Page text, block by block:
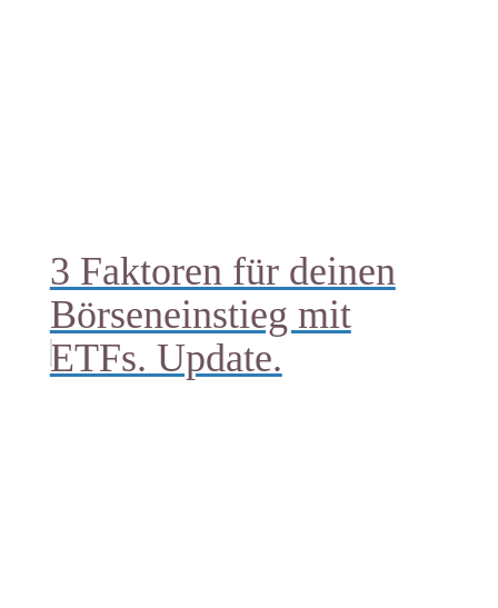
3 Faktoren für deinen
Börseneinstieg mit
ETFs. Update.